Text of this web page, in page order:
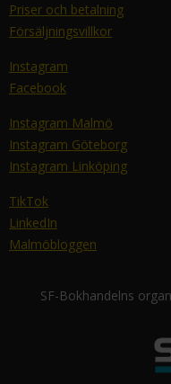
Priser och betalning
Försäljningsvillkor
Instagram
Facebook
Instagram Malmö
Instagram Göteborg
Instagram Linköping
TikTok
LinkedIn
Malmöbloggen
SF-Bokhandelns